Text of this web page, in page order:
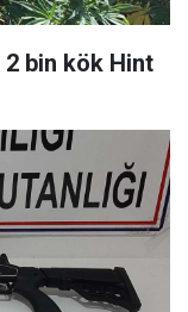
bin kök Hint